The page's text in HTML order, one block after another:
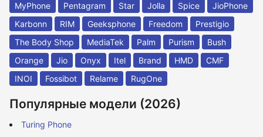
MyPhone
Pentagram Star Jolla Spice
JioPhone
Karbonn
RIM Geeksphone Freedom
Prestigio
The Body Shop
MediaTek Palm Purism
Bush
Orange
Jio Onyx Itel Brand HMD
CMF
INOI
Fossibot Relame RugOne
Популярные модели (2026)
Turing Phone